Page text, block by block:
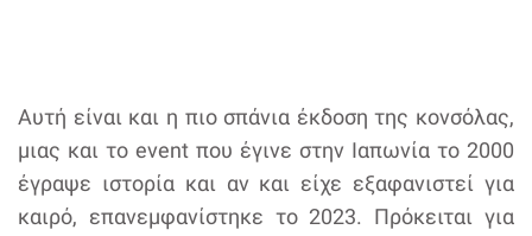
Αυτή είναι και η πιο σπάνια έκδοση της κονσόλας,
μιας και το event που έγινε στην Ιαπωνία το 2000
έγραψε ιστορία και αν και είχε εξαφανιστεί για
καιρό, επανεμφανίστηκε το 2023. Πρόκειται για